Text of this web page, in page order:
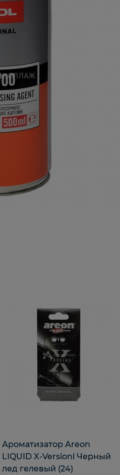
Ароматизатор Areon
LIQUID X-Versionl Черный
лед гелевый (24)